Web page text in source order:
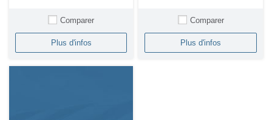
Comparer
Plus d'infos
Comparer
Plus d'infos